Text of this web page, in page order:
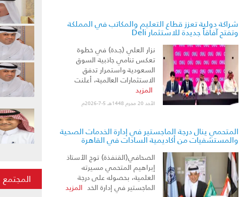
شراكة دولية تعزز قطاع التعليم والمكاتب في المملكة
وتفتح آفاقاً جديدة للاستثمار Deli
نزار العلي (جـدة) في خطوة
تعكس تنامي جاذبية السوق
السعودية واستمرار تدفق
الاستثمارات العالمية، أعلنت
المزيد
الأحد 20 محرم 1448هـ 5-7-2026م
المتحمي ينال درجة الماجستير في إدارة الخدمات الصحية
والمستشفيات من أكاديمية السادات في القاهرة
الصحافي(القنفذة) توج الأستاذ
إبراهيم المتحمي مسيرته
العلمية، بحصوله على درجة
الماجستير في إدارة الخد المزيد
المجتمع